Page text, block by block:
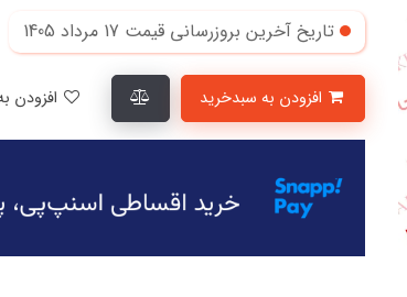
تاریخ آخرین بروزرسانی قیمت 17 مرداد 1405